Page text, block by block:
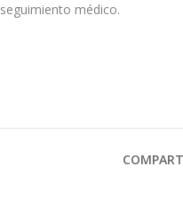
seguimiento médico.